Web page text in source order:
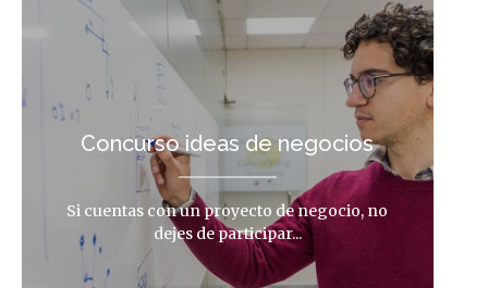
Concurso ideas de negocios
Si cuentas con un proyecto de negocio, no
dejes de participar...